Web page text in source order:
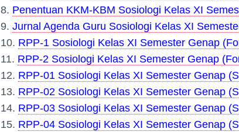
8. Penentuan KKM-KBM Sosiologi Kelas XI
9. Jurnal Agenda Guru Sosiologi Kelas XI
10. RPP-1 Sosiologi Kelas XI Semester Genap
11. RPP-2 Sosiologi Kelas XI Semester Genap
12. RPP-01 Sosiologi Kelas XI Semester Genap
13. RPP-02 Sosiologi Kelas XI Semester Genap
14. RPP-03 Sosiologi Kelas XI Semester Genap
15. RPP-04 Sosiologi Kelas XI Semester Genap